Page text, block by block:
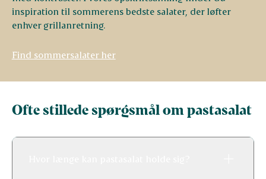
inspiration til sommerens bedste salater, der løfter
enhver grillanretning.
Find sommersalater her
Ofte stillede spørgsmål om pastasalat